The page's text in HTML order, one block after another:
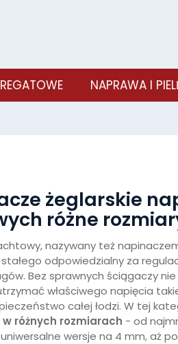
REGATOWE NAPRAWA I
żeglarskie
różne
nazywany też
odpowiedzialny za
Bez sprawnych ściągaczy
właściwego napięcia
całej łodzi. W tej
różnych rozmiarach - od
wersje na 4 mm, aż